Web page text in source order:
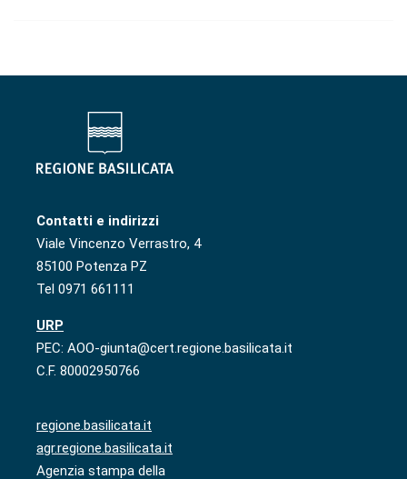
Contatti e indirizzi
Viale Vincenzo Verrastro, 4
85100 Potenza PZ
Tel 0971 661111
URP
PEC: AOO-giunta@cert.regione.basilicata.it
C.F. 80002950766
regione.basilicata.it
agr.regione.basilicata.it
Agenzia stampa della